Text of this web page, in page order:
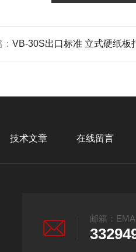
VB-30S出口标准 立式硬纸板
技术文章 在线留言
邮箱：